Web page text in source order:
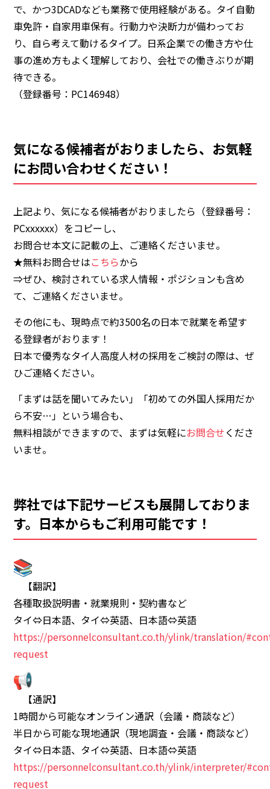
で、かつ3DCADなども業務で使用経験がある。タイ自動
車免許・自家用車保有。行動力や決断力が備わってお
り、自ら考えて動けるタイプ。日系企業での働き方や仕
事の進め方もよく理解しており、会社での働きぶりが期
待できる。
（登録番号：PC146948）
気になる候補者がおりましたら、お気軽
にお問い合わせください！
上記より、気になる候補者がおりましたら （登録番号：
PCxxxxxx） をコピーし、
お問合せ本文に記載の上、ご連絡くださいませ。
★無料お問合せはこちらから
⇒ぜひ、検討されている求人情報・ポジションも含め
て、ご連絡くださいませ。
その他にも、現時点で約3500名の日本で就業を希望す
る登録者がおります！
日本で優秀なタイ人高度人材の採用をご検討の際は、ぜ
ひご連絡ください。
「まずは話を聞いてみたい」「初めての外国人採用だか
ら不安…」という場合も、
無料相談ができますので、まずは気軽にお問合せくださ
いませ。
弊社では下記サービスも展開しておりま
す。日本からもご利用可能です！
【翻訳】
各種取扱説明書・就業規則・契約書など
タイ⇔日本語、タイ⇔英語、日本語⇔英語
https://personnelconsultant.co.th/ylink/translation/
request
【通訳】
1時間から可能なオンライン通訳（会議・商談など）
半日から可能な現地通訳（現地調査・会議・商談など）
タイ⇔日本語、タイ⇔英語、日本語⇔英語
https://personnelconsultant.co.th/ylink/interpreter/
request